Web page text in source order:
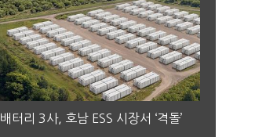
배터리 3사, 호남 ESS 시장서 ‘격돌’